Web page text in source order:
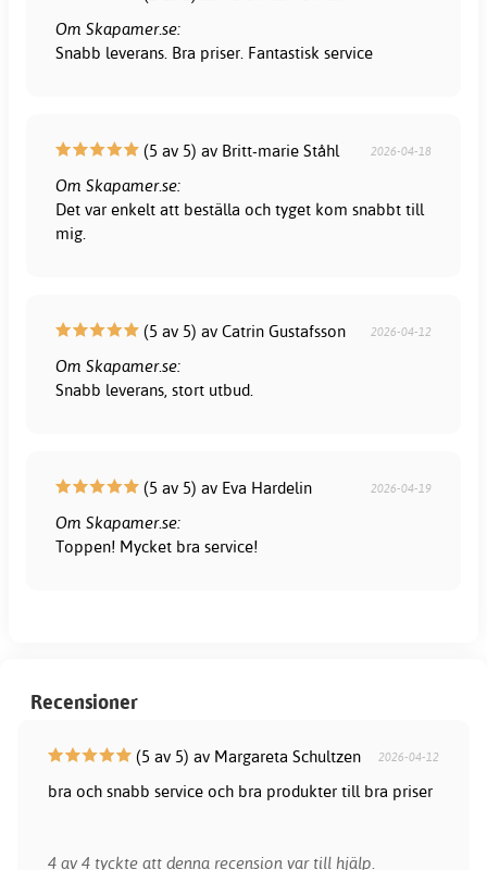
Om Skapamer.se:
Snabb leverans. Bra priser. Fantastisk service
(5 av 5) av Britt-marie Ståhl 2026-04-18
Om Skapamer.se:
Det var enkelt att beställa och tyget kom snabbt till
mig.
(5 av 5) av Catrin Gustafsson 2026-04-12
Om Skapamer.se:
Snabb leverans, stort utbud.
(5 av 5) av Eva Hardelin 2026-04-19
Om Skapamer.se:
Toppen! Mycket bra service!
Recensioner
(5 av 5) av Margareta Schultzen 2026-04-12
bra och snabb service och bra produkter till bra priser
4 av 4 tyckte att denna recension var till hjälp.